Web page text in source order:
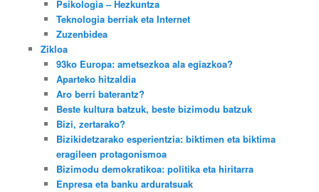
Psikologia – Hezkuntza
Teknologia berriak eta Internet
Zuzenbidea
Zikloa
93ko Europa: ametsezkoa ala egiazkoa?
Aparteko hitzaldia
Aro berri baterantz?
Beste kultura batzuk, beste bizimodu batzuk
Bizi, zertarako?
Bizikidetzarako esperientzia: biktimen eta biktima
eragileen protagonismoa
Bizimodu demokratikoa: politika eta hiritarra
Enpresa eta banku arduratsuak